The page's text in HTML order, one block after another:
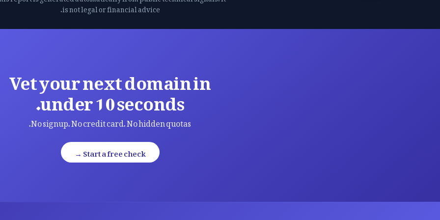
is not legal or financial advice.
Vet your next domain in
under 10 seconds.
No signup. No credit card. No hidden quotas.
Start a free check →